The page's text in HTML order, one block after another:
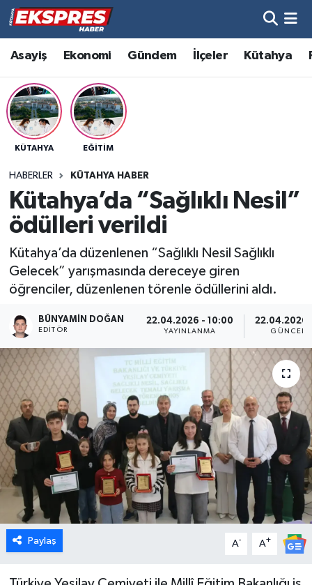
Asayiş Ekonomi Gündem İlçeler Kütahya
KÜTAHYA EĞITIM
HABERLER KÜTAHYA HABER
Kütahya’da “Sağlıklı Nesil”
ödülleri verildi
Kütahya’da düzenlenen “Sağlıklı Nesil Sağlıklı
Gelecek” yarışmasında dereceye giren
öğrenciler, düzenlenen törenle ödüllerini aldı.
BÜNYAMIN DOĞAN
EDITÖR
22.04.2026 - 10:00
YAYINLANMA
22.04.2026
Paylaş A- A+
Altıntaş
Asayiş
Aslanapa
Bölge
Çavdarhisar
Domaniç
Eğitim
Ekonomi
Emet
Foto Galeri
Gediz
Genel
Hava Durumu
Trafik Durumu
Süper Lig Puan Durumu ve Fikstür
Son Dakika Haberleri
Haber Arşivi